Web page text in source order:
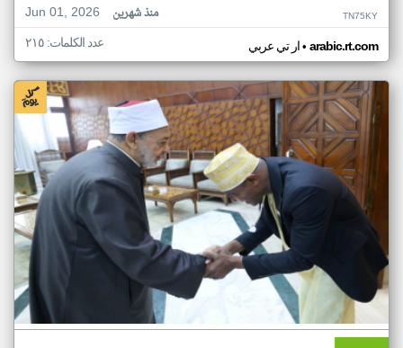
Jun 01, 2026
منذ شهرين TN75KY
ار تي عربي• arabic.rt.com عدد الكلمات: ٢١٥